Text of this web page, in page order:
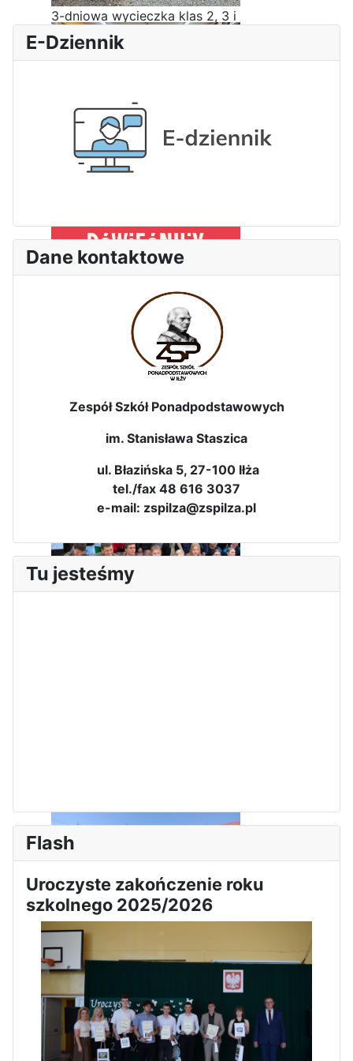
3-dniowa wycieczka klas 2, 3 i
4 technikum w Bieszczady
Wizyta edukacyjna w Areszcie
Bezpieczeństwo i kompetencje
uczniów - nasz priorytet
Dni Leśmianowskie 2026
Sukces Kingi na XXXVI
Olimpiadzie Teologii Katolickiej
Obchody Święta Konstytucji 3
Maja w Iłży
E-Dziennik
Dane kontaktowe
Zespół Szkół Ponadpodstawowych
im. Stanisława Staszica
ul. Błazińska 5, 27-100 Iłża
tel./fax 48 616 3037
e-mail: zspilza@zspilza.pl
Tu jesteśmy
Flash
Uroczyste zakończenie roku
szkolnego 2025/2026